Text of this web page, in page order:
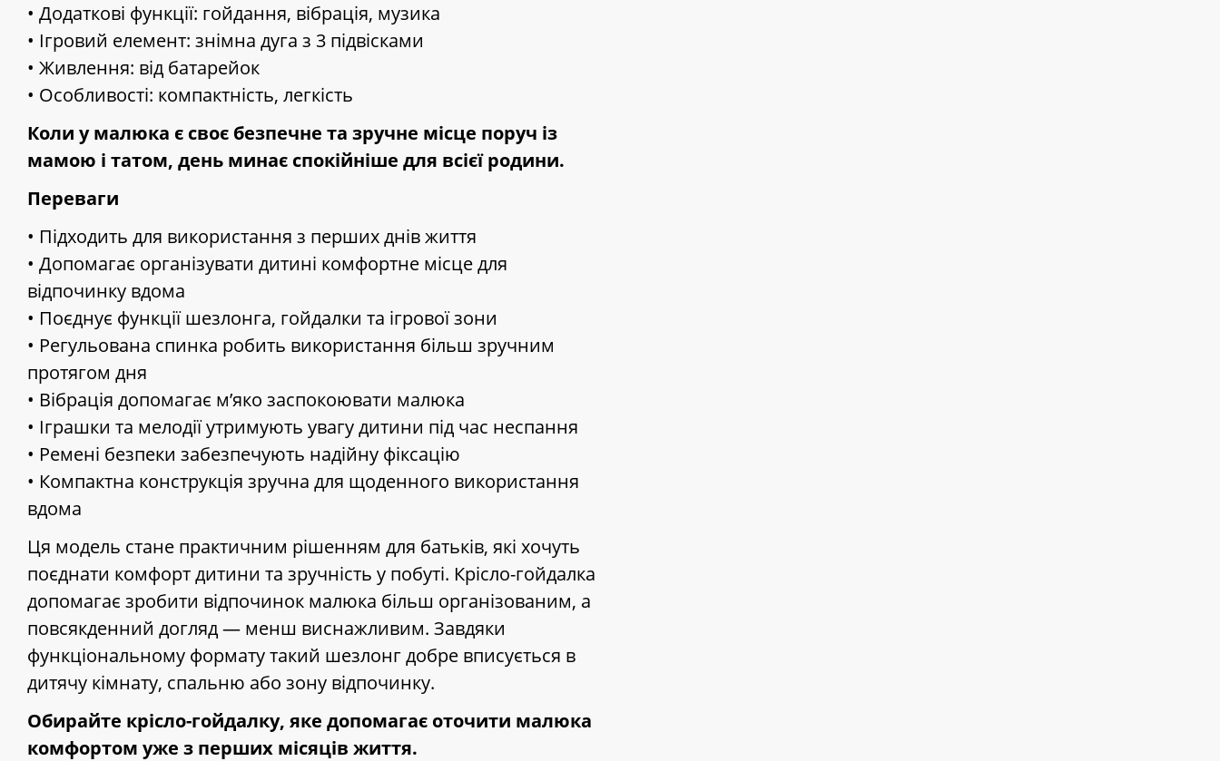
• Додаткові функції: гойдання, вібрація, музика
• Ігровий елемент: знімна дуга з 3 підвісками
• Живлення: від батарейок
• Особливості: компактність, легкість
Коли у малюка є своє безпечне та зручне місце поруч із
мамою і татом, день минає спокійніше для всієї родини.
Переваги
• Підходить для використання з перших днів життя
• Допомагає організувати дитині комфортне місце для
відпочинку вдома
• Поєднує функції шезлонга, гойдалки та ігрової зони
• Регульована спинка робить використання більш зручним
протягом дня
• Вібрація допомагає м’яко заспокоювати малюка
• Іграшки та мелодії утримують увагу дитини під час неспання
• Ремені безпеки забезпечують надійну фіксацію
• Компактна конструкція зручна для щоденного використання
вдома
Ця модель стане практичним рішенням для батьків, які хочуть
поєднати комфорт дитини та зручність у побуті. Крісло-гойдалка
допомагає зробити відпочинок малюка більш організованим, а
повсякденний догляд — менш виснажливим. Завдяки
функціональному формату такий шезлонг добре вписується в
дитячу кімнату, спальню або зону відпочинку.
Обирайте крісло-гойдалку, яке допомагає оточити малюка
комфортом уже з перших місяців життя.